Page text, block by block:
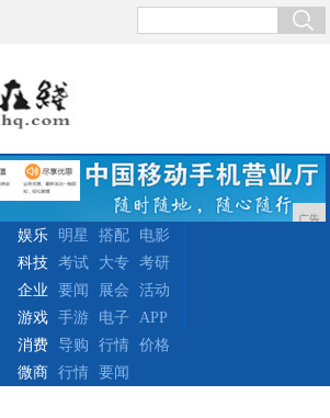
广告
娱乐 明星 搭配
电影
科技
考试 大专
考研
企业 要闻 展会
活动
游戏
手游 电子
APP
消费 导购 行情
价格
微商
行情 要闻